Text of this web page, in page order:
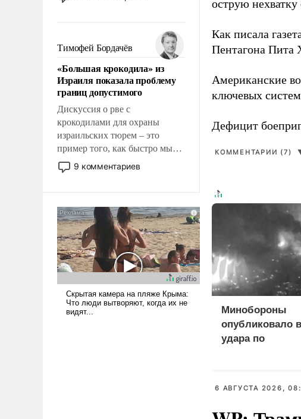
прожекты будут безусловно
налогоплательщиков и где
Еревану за свои поступки не
нужно отвечать.
Тимофей Бордачёв
«Большая крокодила» из
Израиля показала проблему
границ допустимого
Дискуссия о рве с
крокодилами для охраны
израильских тюрем – это
пример того, как быстро мы
двигаемся по пути
революционных изменений.
псевдонаучной фантастики,
стало всерьез обсуждаемой
идеей.
9 комментариев
острую
Как писала
Пентагона Пита
Американские
ключевых
Дефицит
КОММЕНТАРИИ (7)
Минобороны
опубликовало
удара по
6 АВГУСТА 2026,